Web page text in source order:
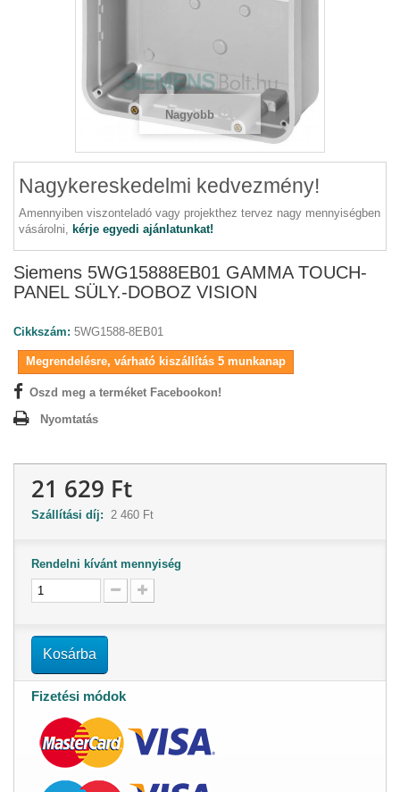
Nagyobb
Nagykereskedelmi kedvezmény!
Amennyiben viszonteladó vagy projekthez tervez nagy mennyiségben
vásárolni, kérje egyedi ajánlatunkat!
Siemens 5WG15888EB01 GAMMA TOUCH-
PANEL SÜLY.-DOBOZ VISION
Cikkszám: 5WG1588-8EB01
Megrendelésre, várható kiszállítás 5 munkanap
Oszd meg a terméket Facebookon!
Nyomtatás
21 629 Ft
Szállítási díj: 2 460 Ft
Rendelni kívánt mennyiség
Kosárba
Fizetési módok